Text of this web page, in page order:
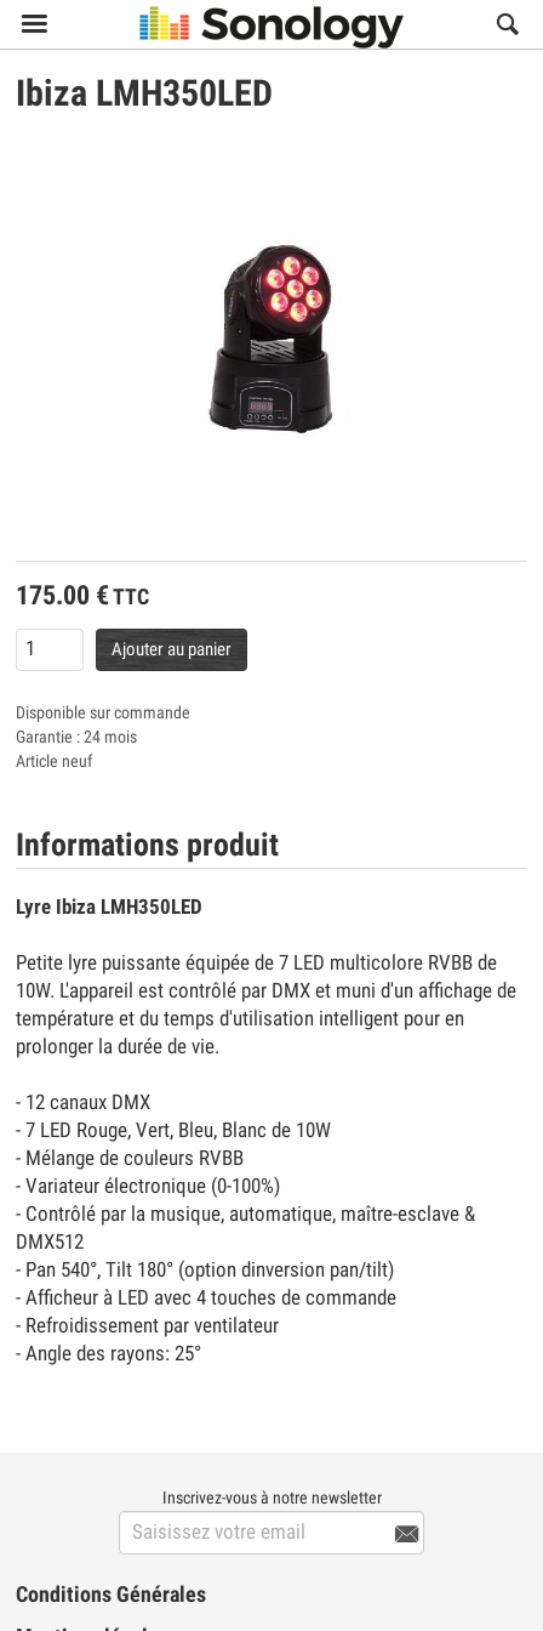

Ibiza LMH350LED
175.00 € TTC
Ajouter au panier
Disponible sur commande
Garantie : 24 mois
Article neuf
Informations produit
Lyre Ibiza LMH350LED
Petite lyre puissante équipée de 7 LED multicolore RVBB de
10W. L'appareil est contrôlé par DMX et muni d'un affichage de
température et du temps d'utilisation intelligent pour en
prolonger la durée de vie.
- 12 canaux DMX
- 7 LED Rouge, Vert, Bleu, Blanc de 10W
- Mélange de couleurs RVBB
- Variateur électronique (0-100%)
- Contrôlé par la musique, automatique, maître-esclave &
DMX512
- Pan 540°, Tilt 180° (option dinversion pan/tilt)
- Afficheur à LED avec 4 touches de commande
- Refroidissement par ventilateur
- Angle des rayons: 25°
Inscrivez-vous à notre newsletter

Conditions Générales